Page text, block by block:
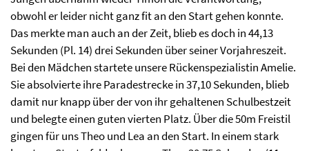
obwohl er leider nicht ganz fit an den Start gehen konnte.
Das merkte man auch an der Zeit, blieb es doch in 44,13
Sekunden (Pl. 14) drei Sekunden über seiner Vorjahreszeit.
Bei den Mädchen startete unsere Rückenspezialistin Amelie.
Sie absolvierte ihre Paradestrecke in 37,10 Sekunden, blieb
damit nur knapp über der von ihr gehaltenen Schulbestzeit
und belegte einen guten vierten Platz. Über die 50m Freistil
gingen für uns Theo und Lea an den Start. In einem stark